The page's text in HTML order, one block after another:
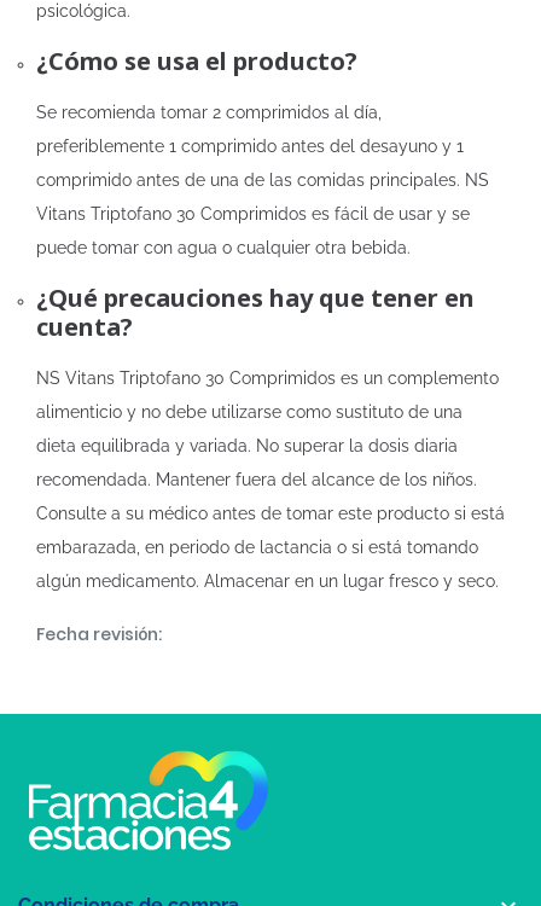
psicológica.
¿Cómo se usa el producto?
Se recomienda tomar 2 comprimidos al día,
preferiblemente 1 comprimido antes del desayuno y 1
comprimido antes de una de las comidas principales. NS
Vitans Triptofano 30 Comprimidos es fácil de usar y se
puede tomar con agua o cualquier otra bebida.
¿Qué precauciones hay que tener en
cuenta?
NS Vitans Triptofano 30 Comprimidos es un complemento
alimenticio y no debe utilizarse como sustituto de una
dieta equilibrada y variada. No superar la dosis diaria
recomendada. Mantener fuera del alcance de los niños.
Consulte a su médico antes de tomar este producto si está
embarazada, en periodo de lactancia o si está tomando
algún medicamento. Almacenar en un lugar fresco y seco.
Fecha revisión: